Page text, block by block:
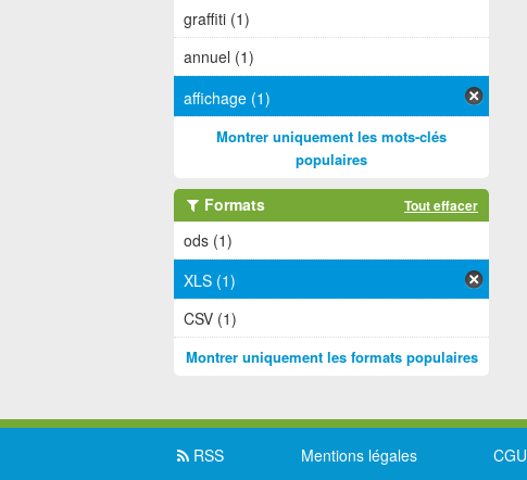
graffiti (1)
annuel (1)
affichage (1)
Montrer uniquement les mots-clés
populaires
Formats Tout effacer
ods (1)
XLS (1)
CSV (1)
Montrer uniquement les formats populaires
RSS Mentions légales CGU